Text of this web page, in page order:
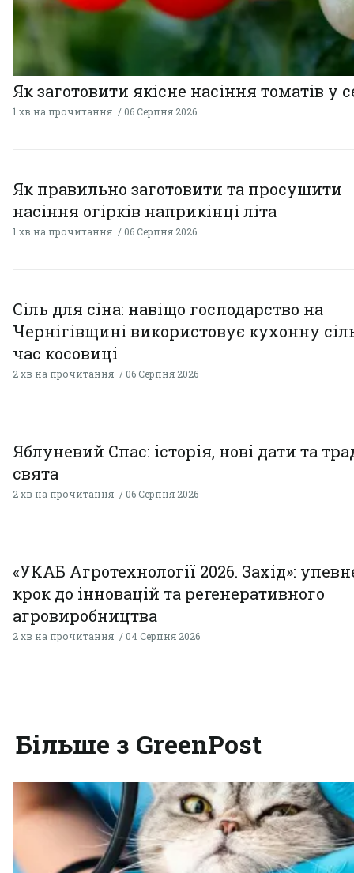
Як заготовити якісне насіння томатів у
1 хв на прочитання 06 Серпня 2026
Як правильно заготовити та просушити
насіння огірків наприкінці літа
1 хв на прочитання 06 Серпня 2026
Сіль для сіна: навіщо господарство на
Чернігівщині використовує кухонну
час косовиці
2 хв на прочитання 06 Серпня 2026
Яблуневий Спас: історія, нові дати та
свята
2 хв на прочитання 06 Серпня 2026
«УКАБ Агротехнології 2026. Захід»:
крок до інновацій та регенеративного
агровиробництва
2 хв на прочитання 04 Серпня 2026
Більше з GreenPost